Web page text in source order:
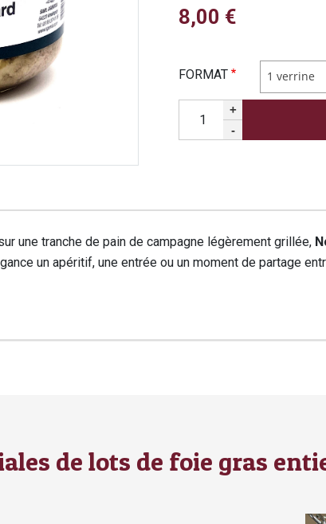
8,00 €
FORMAT 1 verrine
Quantité
-
+
une tranche de pain de campagne légèrement grillée,
un apéritif, une entrée ou un moment de partage
de lots de foie gras